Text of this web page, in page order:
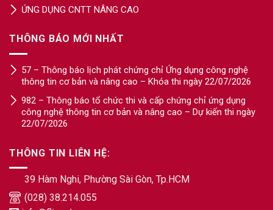
ỨNG DỤNG CNTT NÂNG CAO
THÔNG BÁO MỚI NHẤT
57 – Thông báo lịch phát chứng chỉ Ứng dụng công nghệ
thông tin cơ bản và nâng cao – Khóa thi ngày 22/07/2026
982 – Thông báo tổ chức thi và cấp chứng chỉ ứng dụng
công nghệ thông tin cơ bản và nâng cao – Dự kiến thi ngày
22/07/2026
THÔNG TIN LIÊN HỆ:
39 Hàm Nghi, Phường Sài Gòn, Tp.HCM
(028) 38.214.055